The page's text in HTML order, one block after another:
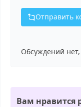
Отправить
Обсуждений
Вам нравится